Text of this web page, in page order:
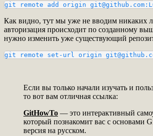
git remote add origin
Как видно, тут мы уже не вводим никаких
авторизация происходит по созданному
нужно изменить уже существующий
git remote set-url origin
Если вы только начали изучать и
то вот вам отличная ссылка:
GitHowTo — это интерактивный
который познакомит вас с основами
версия на русском.